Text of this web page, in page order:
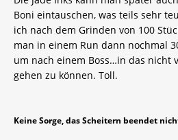
Boni eintauschen, was teils sehr
ich nach dem Grinden von 100
man in einem Run dann nochmal
um nach einem Boss…in das nicht
gehen zu können. Toll.
Keine Sorge, das Scheitern beendet